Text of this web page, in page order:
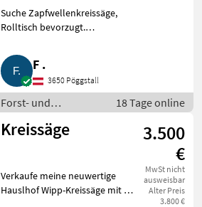
Suche Zapfwellenkreissäge,
Rolltisch bevorzugt.
Forst- und Holztechnik
Kreissägen
F .
3650 Pöggstall
Forst- und
Holztechnik /
Kreissägen
18 Tage online
Kreissäge
3.500
€
MwSt nicht
ausweisbar
Alter Preis
3.800 €
Verkaufe meine neuwertige
Hauslhof Wipp-Kreissäge mit 4